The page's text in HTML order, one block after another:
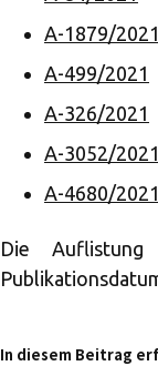
A-1879/2021
A-499/2021
A-326/2021
A-3052/2021
A-4680/2021
Die
In diesem Beitrag